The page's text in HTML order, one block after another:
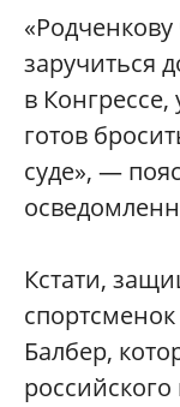
заручиться
в
готов
суде», —
Кстати,
спортсменок
Балбер,